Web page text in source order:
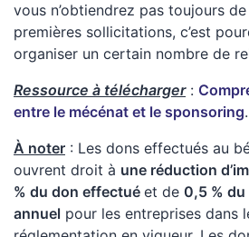
vous n’obtiendrez pas toujours
premières sollicitations, c’est
organiser un certain nombre de
Ressource à télécharger:
entre le mécénat et le sponsoring.
À noter : Les dons effectués au
ouvrent droit à une réduction
% du don effectué et de 0,5 % du
annuel pour les entreprises dans